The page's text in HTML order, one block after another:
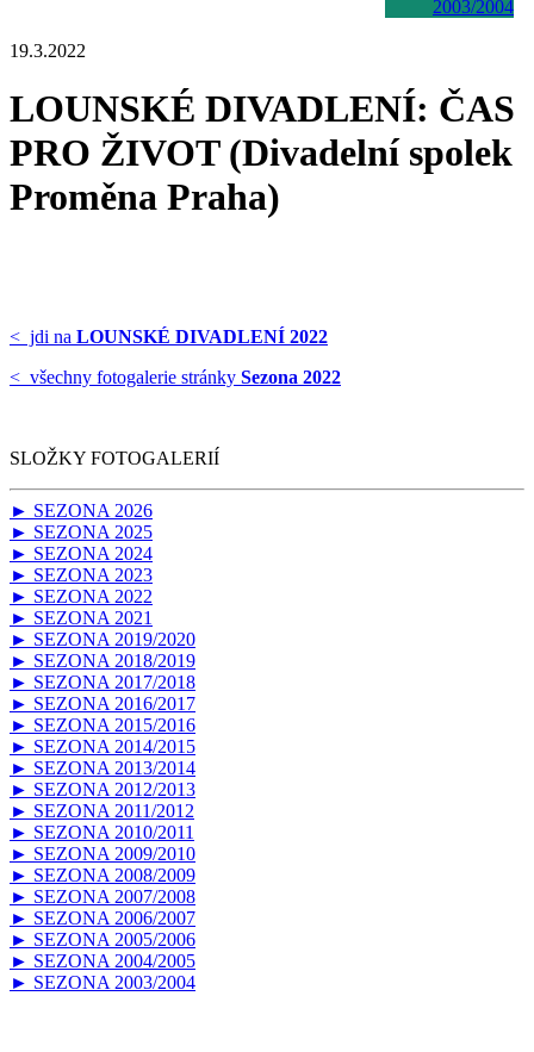
2003/2004
19.3.2022
LOUNSKÉ DIVADLENÍ: ČAS
PRO ŽIVOT (Divadelní spolek
Proměna Praha)
< jdi na LOUNSKÉ DIVADLENÍ 2022
< všechny fotogalerie stránky Sezona 2022
SLOŽKY FOTOGALERIÍ
► SEZONA 2026
► SEZONA 2025
► SEZONA 2024
► SEZONA 2023
► SEZONA 2022
► SEZONA 2021
► SEZONA 2019/2020
► SEZONA 2018/2019
► SEZONA 2017/2018
► SEZONA 2016/2017
► SEZONA 2015/2016
► SEZONA 2014/2015
► SEZONA 2013/2014
► SEZONA 2012/2013
► SEZONA 2011/2012
► SEZONA 2010/2011
► SEZONA 2009/2010
► SEZONA 2008/2009
► SEZONA 2007/2008
► SEZONA 2006/2007
► SEZONA 2005/2006
► SEZONA 2004/2005
► SEZONA 2003/2004